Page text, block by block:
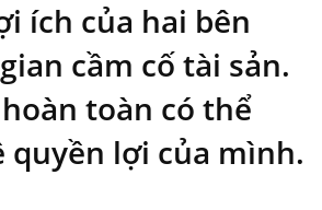
ích của hai bên
cầm cố tài sản.
toàn có thể
quyền lợi của mình.